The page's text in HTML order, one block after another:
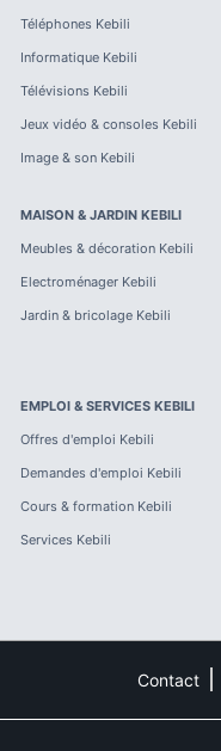
Téléphones Kebili
Informatique Kebili
Télévisions Kebili
Jeux vidéo & consoles Kebili
Image & son Kebili
MAISON & JARDIN KEBILI
Meubles & décoration Kebili
Electroménager Kebili
Jardin & bricolage Kebili
EMPLOI & SERVICES KEBILI
Offres d'emploi Kebili
Demandes d'emploi Kebili
Cours & formation Kebili
Services Kebili
Contact